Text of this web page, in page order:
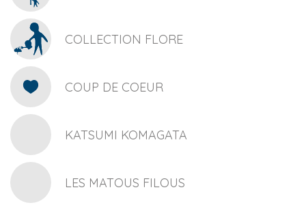
COLLECTION FLORE
COUP DE COEUR
KATSUMI KOMAGATA
LES MATOUS FILOUS